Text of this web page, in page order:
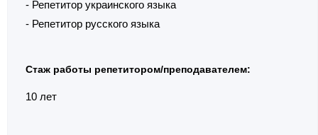
- Репетитор украинского языка
- Репетитор русского языка
Стаж работы репетитором/преподавателем:
10 лет